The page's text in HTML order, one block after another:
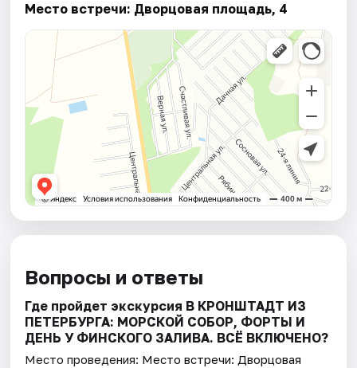
Место встречи: Дворцовая площадь, 4
Вопросы и ответы
Где пройдет экскурсия В КРОНШТАДТ ИЗ
ПЕТЕРБУРГА: МОРСКОЙ СОБОР, ФОРТЫ И
ДЕНЬ У ФИНСКОГО ЗАЛИВА. ВСЁ ВКЛЮЧЕНО?
Место проведения: Место встречи: Дворцовая